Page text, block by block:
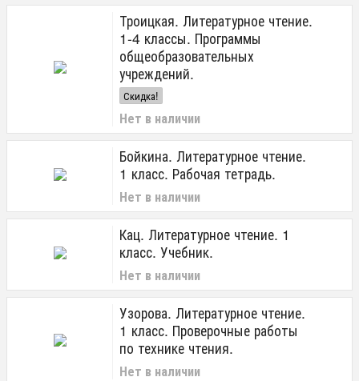
Троицкая. Литературное чтение.
1-4 классы. Программы
общеобразовательных
учреждений.
Скидка!
Нет в наличии
Бойкина. Литературное чтение.
1 класс. Рабочая тетрадь.
Нет в наличии
Кац. Литературное чтение. 1
класс. Учебник.
Нет в наличии
Узорова. Литературное чтение.
1 класс. Проверочные работы
по технике чтения.
Нет в наличии